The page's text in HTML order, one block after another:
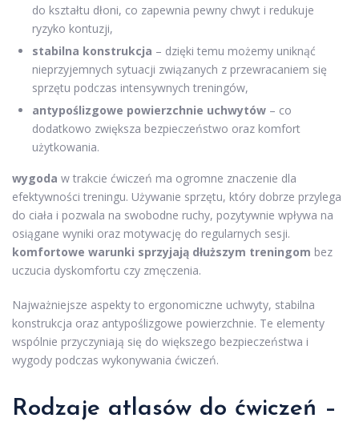
do kształtu dłoni, co zapewnia pewny chwyt i redukuje
ryzyko kontuzji,
stabilna konstrukcja – dzięki temu możemy uniknąć
nieprzyjemnych sytuacji związanych z przewracaniem się
sprzętu podczas intensywnych treningów,
antypoślizgowe powierzchnie uchwytów – co
dodatkowo zwiększa bezpieczeństwo oraz komfort
użytkowania.
wygoda w trakcie ćwiczeń ma ogromne znaczenie dla
efektywności treningu. Używanie sprzętu, który dobrze przylega
do ciała i pozwala na swobodne ruchy, pozytywnie wpływa na
osiągane wyniki oraz motywację do regularnych sesji.
komfortowe warunki sprzyjają dłuższym treningom bez
uczucia dyskomfortu czy zmęczenia.
Najważniejsze aspekty to ergonomiczne uchwyty, stabilna
konstrukcja oraz antypoślizgowe powierzchnie. Te elementy
wspólnie przyczyniają się do większego bezpieczeństwa i
wygody podczas wykonywania ćwiczeń.
Rodzaje atlasów do ćwiczeń –